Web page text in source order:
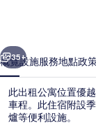
-
附
寬
敞
個 下一個
35+
概覽設施服務地點政
此出租公寓位置優
車程。此住宿附設
爐等便利設施。